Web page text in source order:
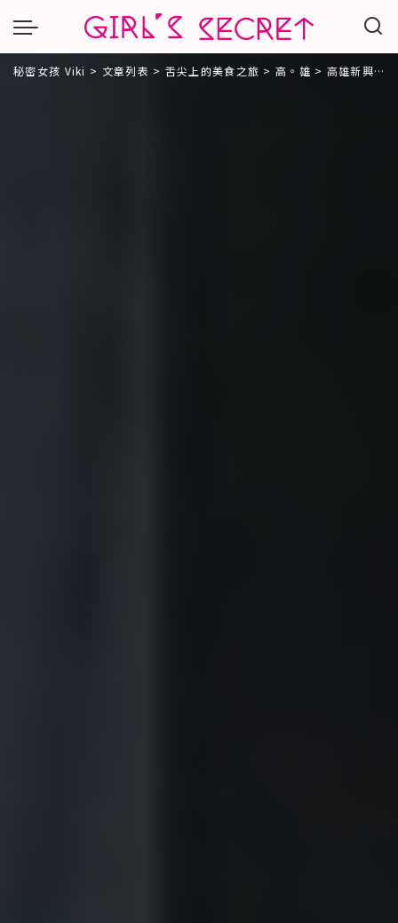
秘密女孩 Viki > 文章列表 > 舌尖上的美食之旅 >高。雄 > 高雄新興區文青老屋餐廳｜丸叄食伍。不限時、wifi、提供插座｜日式飯糰、茶漬飯